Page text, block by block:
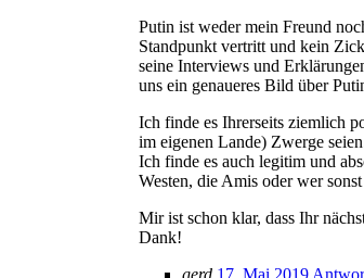
Putin ist weder mein Freund
Standpunkt vertritt und kein
seine Interviews und
uns ein genaueres Bild über
Ich finde es Ihrerseits ziemlich
im eigenen Lande) Zwerge
Ich finde es auch legitim und
Westen, die Amis oder wer
Mir ist schon klar, dass Ihr
Dank!
gerd 17. Mai 2019